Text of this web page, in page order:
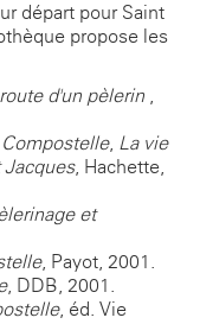
départ pour Saint
propose les
d'un pèlerin ,
, La vie
, Hachette,
et
, Payot, 2001.
, DDB, 2001.
, éd. Vie